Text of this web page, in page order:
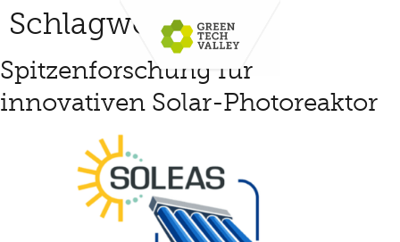
Schlagwort:eu
Spitzenforschung für
innovativen Solar-Photoreaktor